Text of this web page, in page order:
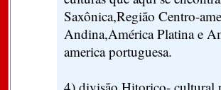
Saxônica,Região Centro-
Andina,América Platina e
america portuguesa.